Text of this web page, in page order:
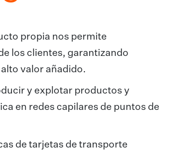
propia nos permite
los clientes, garantizando
valor añadido.
y explotar productos y
en redes capilares de puntos de
de tarjetas de transporte